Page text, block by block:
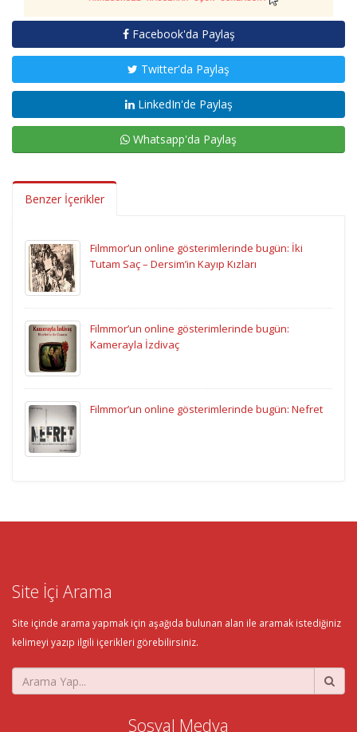
Facebook'da Paylaş
Twitter'da Paylaş
LinkedIn'de Paylaş
Whatsapp'da Paylaş
Benzer İçerikler
Filmmor’un online gösterimlerinde bugün: İki
Tutam Saç – Dersim’in Kayıp Kızları
Filmmor’un online gösterimlerinde bugün:
Kamerayla İzdivaç
Filmmor’un online gösterimlerinde bugün: Nefret
Site İçi Arama
Site içinde arama yapmak için aşağıda bulunan alan ile aramak istediğiniz
kelimeyi yazıp ilgili içerikleri görebilirsiniz.
Sosyal Medya